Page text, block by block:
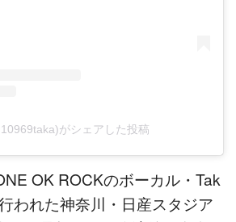
がシェアした投稿
OK ROCKのボーカル・Tak
われた神奈川・日産スタジア